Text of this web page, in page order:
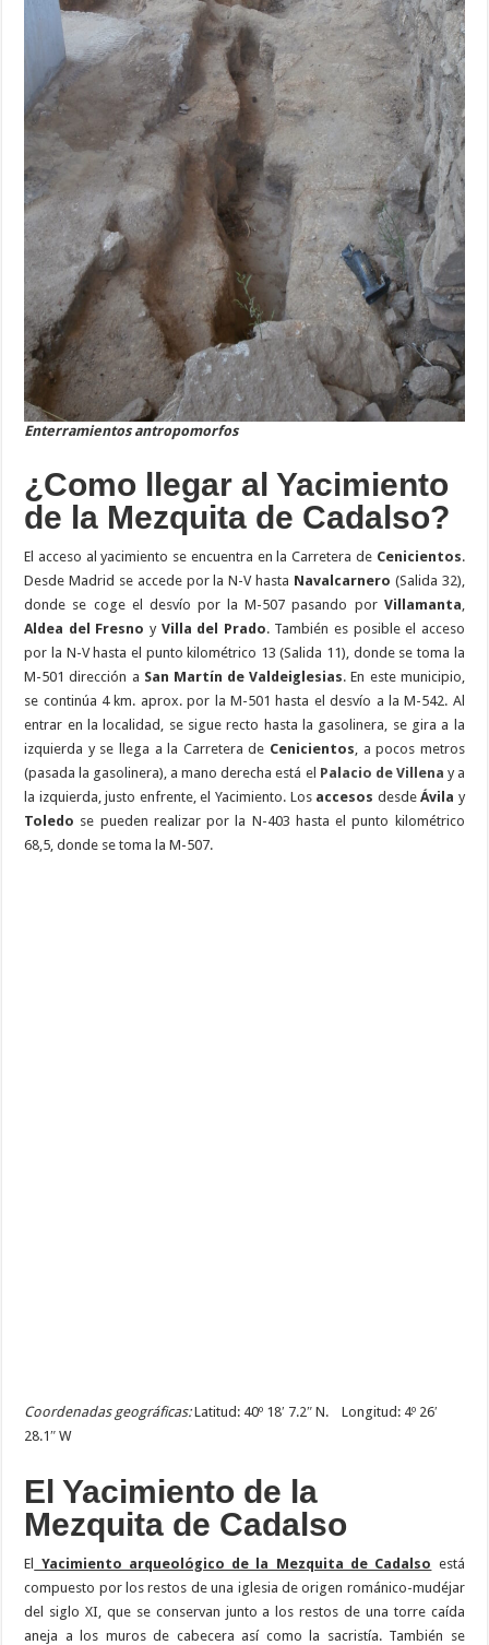
Enterramientos antropomorfos
¿Como llegar al Yacimiento
de la Mezquita de Cadalso?
El acceso al yacimiento se encuentra en la Carretera de Cenicientos.
Desde Madrid se accede por la N-V hasta Navalcarnero (Salida 32),
donde se coge el desvío por la M-507 pasando por Villamanta
Aldea del Fresno y Villa del Prado. También es posible el acceso
por la N-V hasta el punto kilométrico 13 (Salida 11), donde se toma la
M-501 dirección a San Martín de Valdeiglesias. En este municipio,
se continúa 4 km. aprox. por la M-501 hasta el desvío a la M-542. Al
entrar en la localidad, se sigue recto hasta la gasolinera, se gira a la
izquierda y se llega a la Carretera de Cenicientos , a pocos metros
(pasada la gasolinera), a mano derecha está el Palacio de Villena y a
la izquierda, justo enfrente, el Yacimiento. Los accesos desdeÁvila y
Toledo se pueden realizar por la N-403 hasta el punto kilométrico
68,5, donde se toma la M-507.
Coordenadas geográficas:Latitud: 40º 18′ 7.2″ N. Longitud: 4º 26′
28.1″ W
El Yacimiento de la
Mezquita de Cadalso
El Yacimiento arqueológico de la Mezquita de Cadalso está
compuesto por los restos de una iglesia de origen románico-mudéjar
del siglo XI, que se conservan junto a los restos de una torre caída
aneja a los muros de cabecera así como la sacristía. También se